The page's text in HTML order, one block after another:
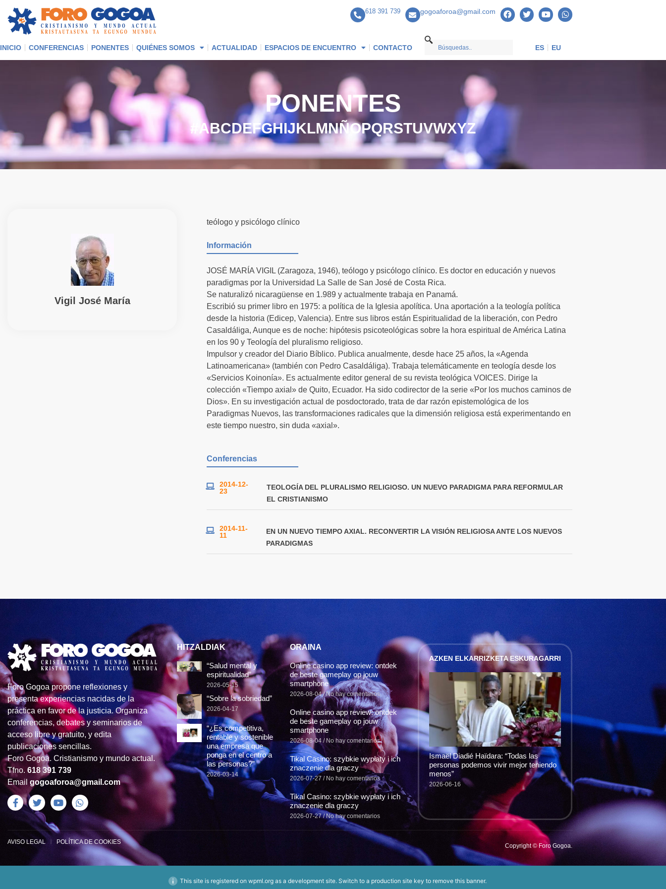
618 391 739 gogoaforoa@gmail.com
INICIO CONFERENCIAS PONENTES QUIÉNES SOMOS ACTUALIDAD ESPACIOS DE ENCUENTRO CONTACTO ES EU
PONENTES
# ABCDEFGHIJKLMNÑOPQRSTUVWXYZ
Vigil José María
teólogo y psicólogo clínico
Información
JOSÉ MARÍA VIGIL (Zaragoza, 1946), teólogo y psicólogo clínico. Es doctor en educación y nuevos
paradigmas por la Universidad La Salle de San José de Costa Rica.
Se naturalizó nicaragüense en 1.989 y actualmente trabaja en Panamá.
Escribió su primer libro en 1975: a política de la Iglesia apolítica. Una aportación a la teología política
desde la historia (Edicep, Valencia). Entre sus libros están Espiritualidad de la liberación, con Pedro
Casaldáliga, Aunque es de noche: hipótesis psicoteológicas sobre la hora espiritual de América Latina
en los 90 y Teología del pluralismo religioso.
Impulsor y creador del Diario Bíblico. Publica anualmente, desde hace 25 años, la «Agenda
Latinoamericana» (también con Pedro Casaldáliga). Trabaja telemáticamente en teología desde los
«Servicios Koinonía». Es actualmente editor general de su revista teológica VOICES. Dirige la
colección «Tiempo axial» de Quito, Ecuador. Ha sido codirector de la serie «Por los muchos caminos de
Dios». En su investigación actual de posdoctorado, trata de dar razón epistemológica de los
Paradigmas Nuevos, las transformaciones radicales que la dimensión religiosa está experimentando en
este tiempo nuestro, sin duda «axial».
Conferencias
2014-12-
23
TEOLOGÍA DEL PLURALISMO RELIGIOSO. UN NUEVO PARADIGMA PARA REFORMULAR
EL CRISTIANISMO
2014-11-
11
EN UN NUEVO TIEMPO AXIAL. RECONVERTIR LA VISIÓN RELIGIOSA ANTE LOS NUEVOS
PARADIGMAS
Foro Gogoa propone reflexiones y
presenta experiencias nacidas de la
práctica en favor de la justicia. Organiza
conferencias, debates y seminarios de
acceso libre y gratuito, y edita
publicaciones sencillas.
Foro Gogoa. Cristianismo y mundo actual.
Tfno.618 391 739
Email gogoaforoa@gmail.com
HITZALDIAK
“Salud mental y
espiritualidad”
2026-05-15
“Sobre la sobriedad”
2026-04-17
“¿Es competitiva,
rentable y sostenible
una empresa que
ponga en el centro a
las personas?”
2026-03-14
ORAINA
Online casino app review: ontdek
de beste gameplay op jouw
smartphone
2026-08-04 No hay comentarios
Online casino app review: ontdek
de beste gameplay op jouw
smartphone
2026-08-04 No hay comentarios
Tikal Casino: szybkie wypłaty i ich
znaczenie dla graczy
2026-07-27 No hay comentarios
Tikal Casino: szybkie wypłaty i ich
znaczenie dla graczy
2026-07-27 No hay comentarios
AZKEN ELKARRIZKETA ESKURAGARRI
Ismaël Diadié Haïdara: “Todas las
personas podemos vivir mejor teniendo
menos”
2026-06-16
AVISO LEGAL POLÍTICA DE COOKIES
Copyright © Foro Gogoa.
This site is registered on wpml.orgas a development site. Switch to a production site key to remove this banner.